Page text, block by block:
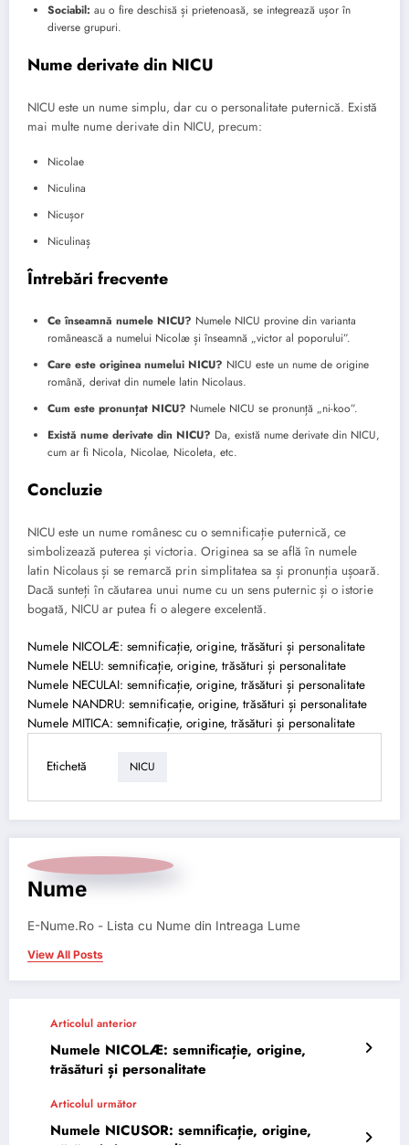
Sociabil: au o fire deschisă și prietenoasă, se integrează ușor în
diverse grupuri.
Nume derivate din NICU
NICU este un nume simplu, dar cu o personalitate puternică. Există
mai multe nume derivate din NICU, precum:
Nicolae
Niculina
Nicușor
Niculinaș
Întrebări frecvente
Ce înseamnă numele NICU? Numele NICU provine din varianta
românească a numelui Nicolæ și înseamnă „victor al poporului”.
Care este originea numelui NICU? NICU este un nume de origine
română, derivat din numele latin Nicolaus.
Cum este pronunțat NICU? Numele NICU se pronunță „ni-koo”.
Există nume derivate din NICU? Da, există nume derivate din NICU,
cum ar fi Nicola, Nicolae, Nicoleta, etc.
Concluzie
NICU este un nume românesc cu o semnificație puternică, ce
simbolizează puterea și victoria. Originea sa se află în numele
latin Nicolaus și se remarcă prin simplitatea sa și pronunția ușoară.
Dacă sunteți în căutarea unui nume cu un sens puternic și o istorie
bogată, NICU ar putea fi o alegere excelentă.
Numele NICOLÆ: semnificație, origine, trăsături și personalitate
Numele NELU: semnificație, origine, trăsături și personalitate
Numele NECULAI: semnificație, origine, trăsături și personalitate
Numele NANDRU: semnificație, origine, trăsături și personalitate
Numele MITICA: semnificație, origine, trăsături și personalitate
Etichetă NICU
Nume
E-Nume.Ro - Lista cu Nume din Intreaga Lume
View All Posts
Articolul anterior
Numele NICOLÆ: semnificație, origine,
trăsături și personalitate
Articolul următor
Numele NICUSOR: semnificație, origine,